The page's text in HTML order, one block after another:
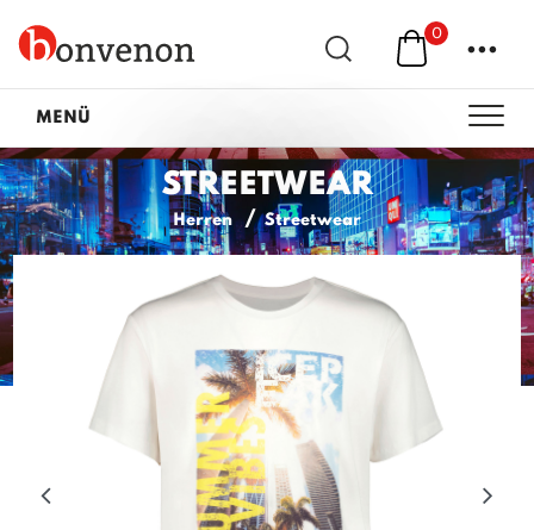
0 ...
MENÜ
STREETWEAR
Herren Streetwear